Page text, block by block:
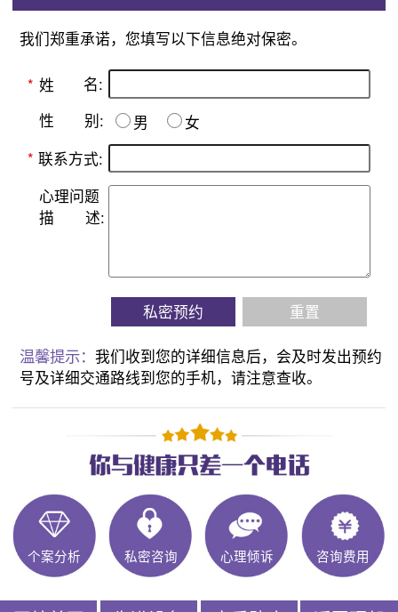
我们郑重承诺，您填写以下信息绝对保密。
* 姓 名:
性 别: 男
女
* 联系方式:
心理问题
描
述:
私密预约 重置
温馨提示：我们收到您的详细信息后，会及时发出预约
号及详细交通路线到您的手机，请注意查收。
个案分析 私密咨询 心理倾诉 咨询费用